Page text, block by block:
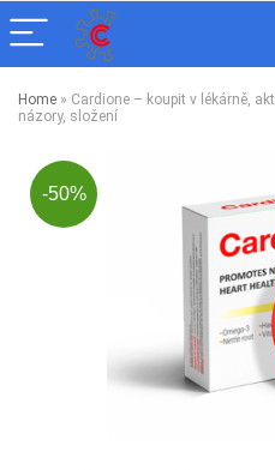
Home » Cardione – koupit v lékárně,
názory, složení
-50%